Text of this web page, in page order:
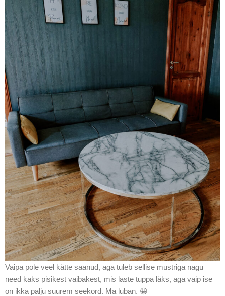
Vaipa pole veel kätte saanud, aga tuleb sellise mustriga nagu
need kaks pisikest vaibakest, mis laste tuppa läks, aga vaip ise
on ikka palju suurem seekord. Ma luban. 😀